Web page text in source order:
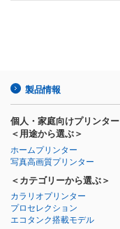
製品情報
個人・家庭向けプリンター
＜用途から選ぶ＞
ホームプリンター
写真高画質プリンター
＜カテゴリーから選ぶ＞
カラリオプリンター
プロセレクション
エコタンク搭載モデル